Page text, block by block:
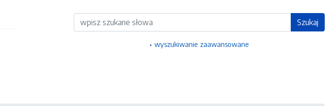
Wyszukiwarka Szukaj
wyszukiwanie zaawansowane